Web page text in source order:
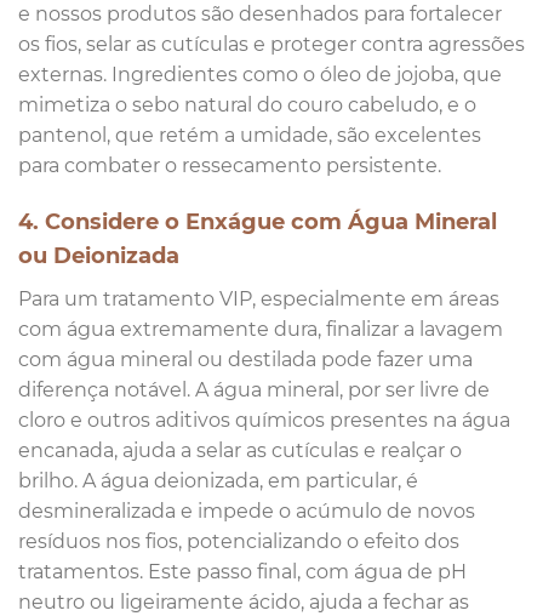
e nossos produtos são desenhados para fortalecer
os fios, selar as cutículas e proteger contra agressões
externas. Ingredientes como o óleo de jojoba, que
mimetiza o sebo natural do couro cabeludo, e o
pantenol, que retém a umidade, são excelentes
para combater o ressecamento persistente.
4. Considere o Enxágue com Água Mineral
ou Deionizada
Para um tratamento VIP, especialmente em áreas
com água extremamente dura, finalizar a lavagem
com água mineral ou destilada pode fazer uma
diferença notável. A água mineral, por ser livre de
cloro e outros aditivos químicos presentes na água
encanada, ajuda a selar as cutículas e realçar o
brilho. A água deionizada, em particular, é
desmineralizada e impede o acúmulo de novos
resíduos nos fios, potencializando o efeito dos
tratamentos. Este passo final, com água de pH
neutro ou ligeiramente ácido, ajuda a fechar as